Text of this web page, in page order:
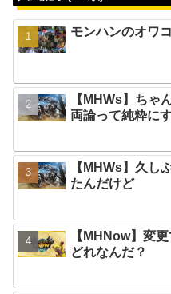
モンハンのオワ
【MHWs】ちゃ
両論って純粋に
【MHWs】久し
たんだけど
【MHNow】変
どれなんだ？